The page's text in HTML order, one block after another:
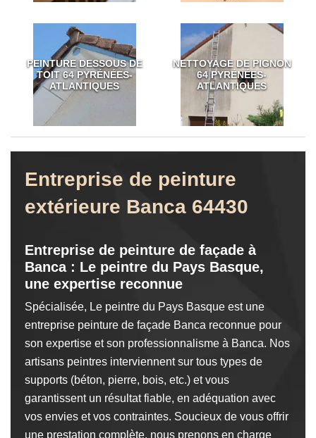
PEINTURE DESSOUS DE
TOIT 64 PYRÉNÉES-
ATLANTIQUES
NETTOYAGE DE PIGNON
64 PYRÉNÉES-
ATLANTIQUES
Entreprise de peinture
extérieure Banca 64430
Entreprise de peinture de façade à
Banca : Le peintre du Pays Basque,
une expertise reconnue
Spécialisée, Le peintre du Pays Basque est une
entreprise peinture de façade Banca reconnue pour
son expertise et son professionnalisme à Banca. Nos
artisans peintres interviennent sur tous types de
supports (béton, pierre, bois, etc.) et vous
garantissent un résultat fiable, en adéquation avec
vos envies et vos contraintes. Soucieux de vous offrir
une prestation complète, nous prenons en charge